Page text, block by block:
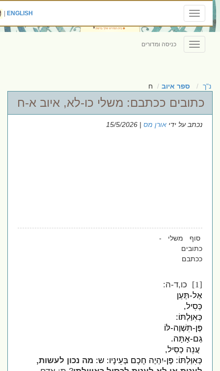
Toggle
navigation
ENGLISH
|
Toggle
navigation
כניסה ומדורים
נ"ך ספר איוב ח
כתובים ככתבם: משלי כו-לא, איוב א-ח
נכתב על ידיאורן מס| 15/5/2026
סוף משלי -
כתובים
ככתבם
[1] כו,ד-ה:
אַל-תַּעַן
כְּסִיל,
כְּאִוַּלְתּוֹ:
פֶּן-תִּשְׁוֶה-לּוֹ
גַם-אָתָּה.
עֲנֵה כְסִיל,
כְּאִוַּלְתּוֹ: פֶּן-יִהְיֶה חָכָם בְּעֵינָיו: ש:מה נכון לעשות,